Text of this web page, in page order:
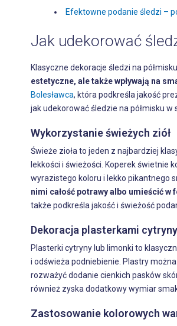
Efektowne podanie śledzi –
Jak udekorować
Klasyczne dekoracje śledzi na
estetyczne, ale także wpływają na
Bolesławca, która podkreśla jakość
jak udekorować śledzie na półmisku
Wykorzystanie świeżych ziół
Świeże zioła to jeden z najbardziej
lekkości i świeżości. Koperek
wyrazistego koloru i lekko pikantnego
nimi całość potrawy albo umieścić w
także podkreśla jakość i świeżość
Dekoracja plasterkami
Plasterki cytryny lub limonki to
i odświeża podniebienie. Plastry
rozważyć dodanie cienkich pasków
również zyska dodatkowy wymiar
Zastosowanie kolorowych